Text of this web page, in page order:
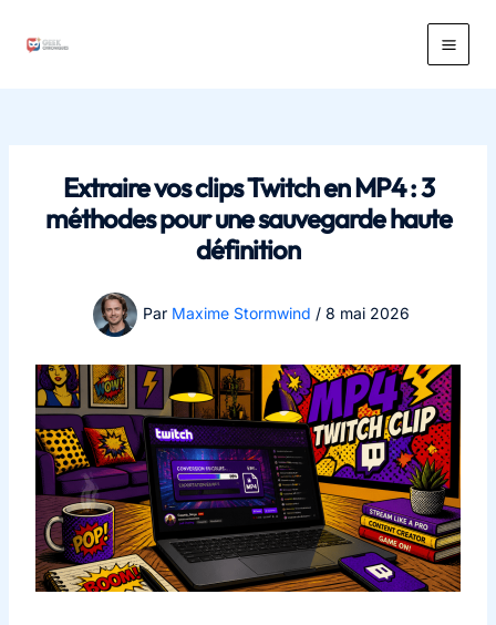
Main
Extraire vos clips Twitch en MP4 : 3
méthodes pour une sauvegarde haute
définition
Par Maxime Stormwind / 8 mai 2026